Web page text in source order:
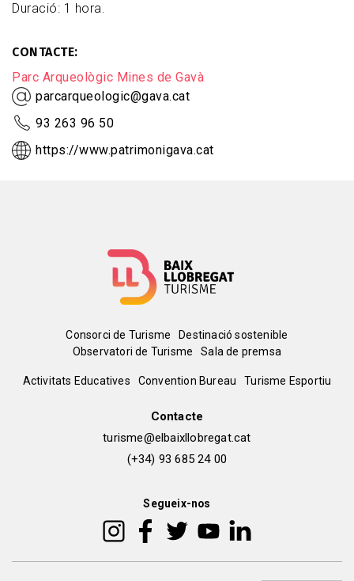
Duració: 1 hora.
CONTACTE
Parc Arqueològic Mines de Gavà
parcarqueologic@gava.cat
93 263 96 50
https://www.patrimonigava.cat
Menú
del
Consorci de Turisme
Destinació sostenible
Observatori de Turisme
Sala de premsa
Peu
Activitats Educatives Convention Bureau Turisme Esportiu
Contacte
turisme@elbaixllobregat.cat
(+34) 93 685 24 00
Segueix-nos